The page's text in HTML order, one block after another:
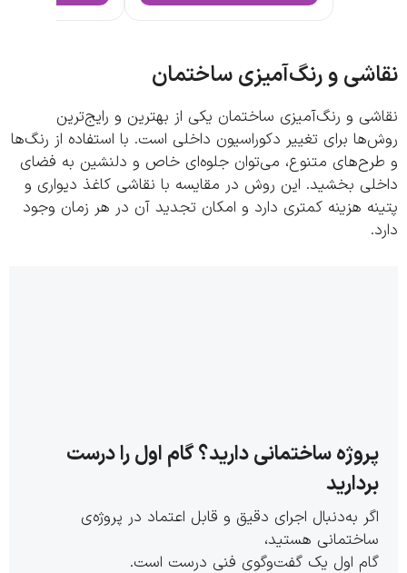
و رنگ‌آمیزی ساختمان
و رنگ‌آمیزی ساختمان یکی از بهترین و رایج‌ترین
برای تغییر دکوراسیون داخلی است. با استفاده از رنگ‌ها
متنوع، می‌توان جلوه‌ای خاص و دلنشین به فضای
بخشید. این روش در مقایسه با نقاشی کاغذ دیواری و
هزینه کمتری دارد و امکان تجدید آن در هر زمان وجود
ساختمانی دارید؟ گام اول را درست
به‌دنبال اجرای دقیق و قابل اعتماد در پروژه‌ی
هستید،
اول یک گفت‌وگوی فنی درست است.